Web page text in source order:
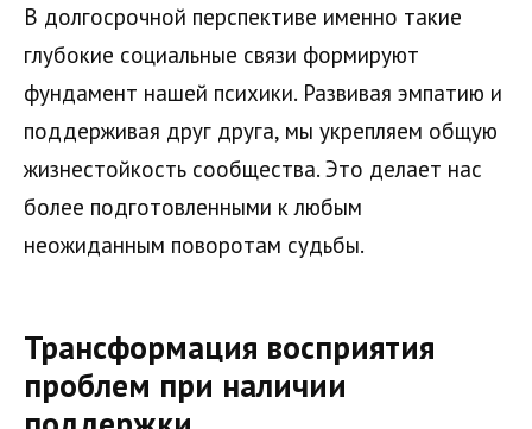
В долгосрочной перспективе именно такие
глубокие социальные связи формируют
фундамент нашей психики. Развивая эмпатию и
поддерживая друг друга, мы укрепляем общую
жизнестойкость сообщества. Это делает нас
более подготовленными к любым
неожиданным поворотам судьбы.
Трансформация восприятия
проблем при наличии